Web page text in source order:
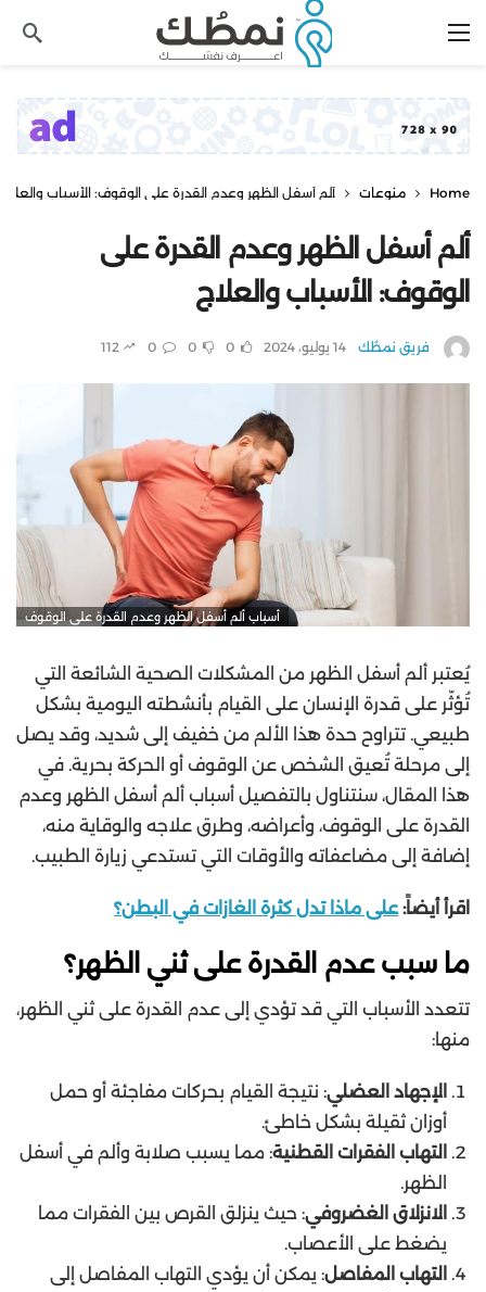
Home منوعات ألم أسفل الظهر وعدم القدرة على الوقوف: الأسباب والعلاج
ألم أسفل الظهر وعدم القدرة على
الوقوف: الأسباب والعلاج
فريق نمطُك 14 يوليو، 2024 0
0
0
112
أسباب ألم أسفل الظهر وعدم القدرة على الوقوف
يُعتبر ألم أسفل الظهر من المشكلات الصحية الشائعة التي
تُؤثّر على قدرة الإنسان على القيام بأنشطته اليومية بشكل
طبيعي. تتراوح حدة هذا الألم من خفيف إلى شديد، وقد يصل
إلى مرحلة تُعيق الشخص عن الوقوف أو الحركة بحرية. في
هذا المقال، سنتناول بالتفصيل أسباب ألم أسفل الظهر وعدم
القدرة على الوقوف، وأعراضه، وطرق علاجه والوقاية منه،
إضافة إلى مضاعفاته والأوقات التي تستدعي زيارة الطبيب.
اقرأ أيضاً:على ماذا تدل كثرة الغازات في البطن؟
ما سبب عدم القدرة على ثني الظهر؟
تتعدد الأسباب التي قد تؤدي إلى عدم القدرة على ثني الظهر،
منها:
الإجهاد العضلي: نتيجة القيام بحركات مفاجئة أو حمل
أوزان ثقيلة بشكل خاطئ.
التهاب الفقرات القطنية: مما يسبب صلابة وألم في أسفل
الظهر.
الانزلاق الغضروفي: حيث ينزلق القرص بين الفقرات مما
يضغط على الأعصاب.
التهاب المفاصل: يمكن أن يؤدي التهاب المفاصل إلى